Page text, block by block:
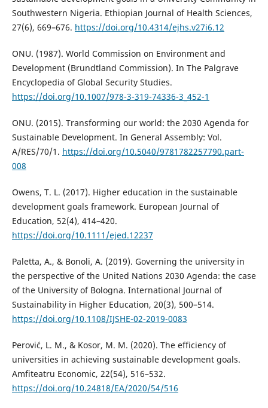
Southwestern Nigeria. Ethiopian Journal of Health Sciences,
27(6), 669–676. https://doi.org/10.4314/ejhs.v27i6.12
ONU. (1987). World Commission on Environment and
Development (Brundtland Commission). In The Palgrave
Encyclopedia of Global Security Studies.
https://doi.org/10.1007/978-3-319-74336-3_452-1
ONU. (2015). Transforming our world: the 2030 Agenda for
Sustainable Development. In General Assembly: Vol.
A/RES/70/1. https://doi.org/10.5040/9781782257790.part-
008
Owens, T. L. (2017). Higher education in the sustainable
development goals framework. European Journal of
Education, 52(4), 414–420.
https://doi.org/10.1111/ejed.12237
Paletta, A., & Bonoli, A. (2019). Governing the university in
the perspective of the United Nations 2030 Agenda: the case
of the University of Bologna. International Journal of
Sustainability in Higher Education, 20(3), 500–514.
https://doi.org/10.1108/IJSHE-02-2019-0083
Perović, L. M., & Kosor, M. M. (2020). The efficiency of
universities in achieving sustainable development goals.
Amfiteatru Economic, 22(54), 516–532.
https://doi.org/10.24818/EA/2020/54/516